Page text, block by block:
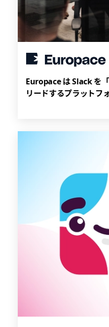
Europace は Slack を
リードするプラットフ